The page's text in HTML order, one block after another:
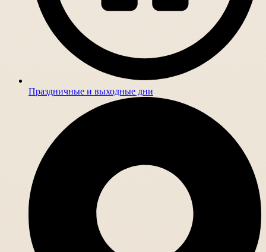
Праздничные и выходные дни